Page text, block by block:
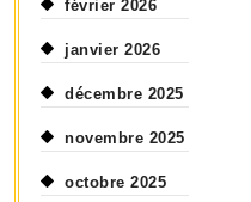
février 2026
janvier 2026
décembre 2025
novembre 2025
octobre 2025